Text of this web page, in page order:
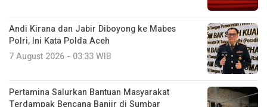
Andi Kirana dan Jabir Diboyong ke Mabes
Polri, Ini Kata Polda Aceh
7 August 2026 - 03:33 WIB
Pertamina Salurkan Bantuan Masyarakat
Terdampak Bencana Banjir di Sumbar